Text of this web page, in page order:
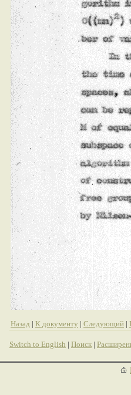
Назад | К документу | Следующий |
Switch to English | Поиск |